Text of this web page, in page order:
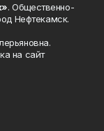
. Общественно-
Нефтекамск.
на сайт